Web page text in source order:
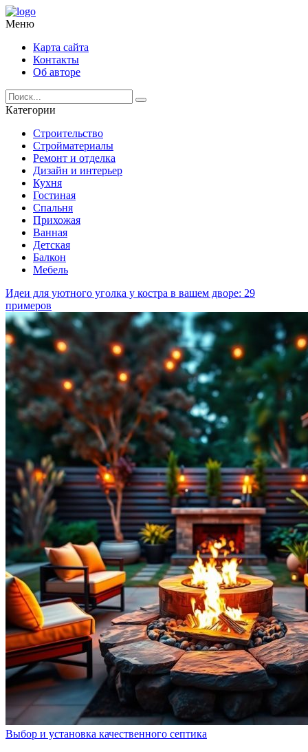
Меню
Карта сайта
Контакты
Об авторе
Категории
Строительство
Стройматериалы
Ремонт и отделка
Дизайн и интерьер
Кухня
Гостиная
Спальня
Прихожая
Ванная
Детская
Балкон
Мебель
Идеи для уютного уголка у костра в вашем дворе: 29
примеров
Выбор и установка качественного септика